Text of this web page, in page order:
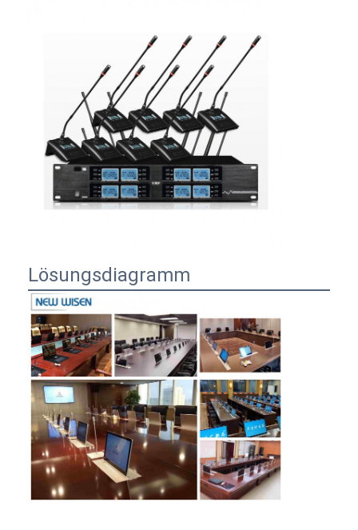
Startseite
Produkte
Über uns
Fabrik Tour
Wir Reden Jetzt.
Interaktive Tafeln
Konferenz-System
LCD-Monitorhebe
Aufstehmonitor
Pop-up-Schreibtisch-Socket
Lösungsdiagramm